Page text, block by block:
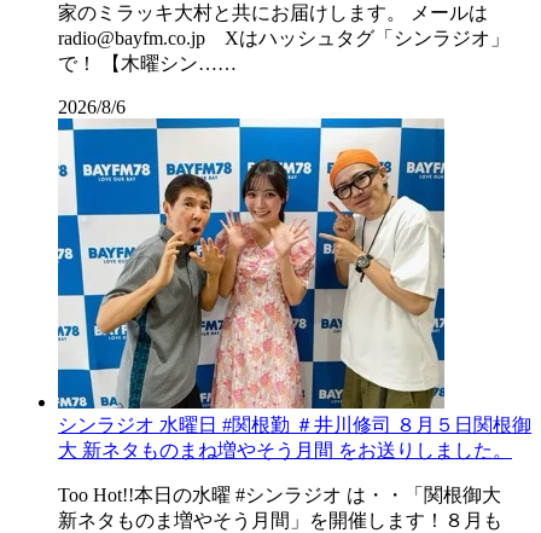
家のミラッキ大村と共にお届けします。 メールは
radio@bayfm.co.jp Xはハッシュタグ「シンラジオ」
で！ 【木曜シン……
2026/8/6
シンラジオ 水曜日 #関根勤 ＃井川修司 ８月５日関根御
大 新ネタものまね増やそう月間 をお送りしました。
Too Hot!!本日の水曜 #シンラジオ は・・「関根御大
新ネタものま増やそう月間」を開催します！８月も